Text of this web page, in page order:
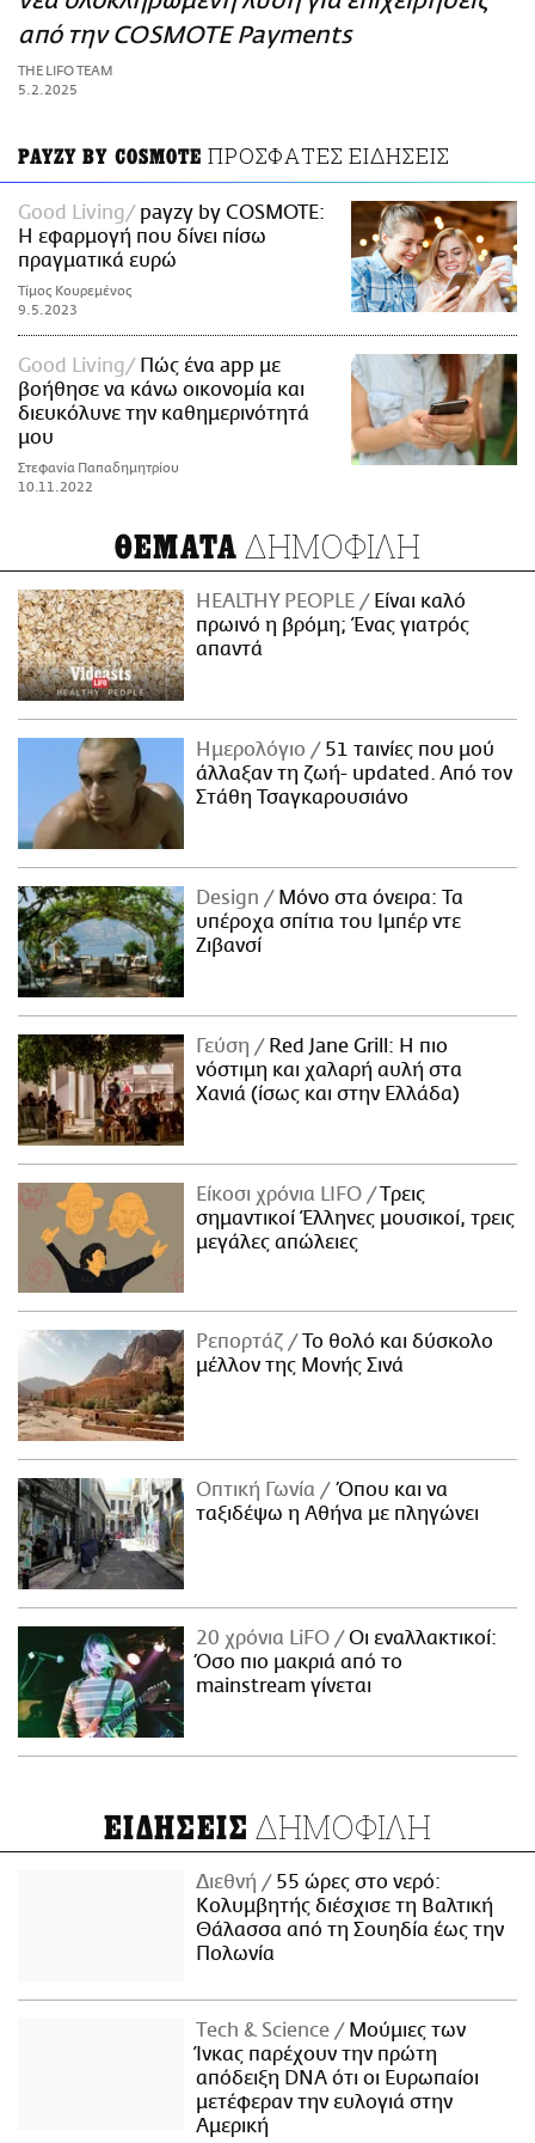
ΑΜΠΑ
PRINT
από την COSMOTE Payments
THE LIFO TEAM
5.2.2025
PAYZY BY COSMOTE ΠΡΟΣΦΑΤΕΣ ΕΙΔΗΣΕΙΣ
Good Living
payzy by COSMOTE:
Η εφαρμογή που δίνει πίσω
πραγματικά ευρώ
Τίμος Κουρεμένος
9.5.2023
Good Living
Πώς ένα app με
βοήθησε να κάνω οικονομία και
διευκόλυνε την καθημερινότητά
μου
Στεφανία Παπαδημητρίου
10.11.2022
ΘΕΜΑΤΑ ΔΗΜΟΦΙΛΗ
HEALTHY PEOPLE
Είναι καλό
πρωινό η βρόμη; Ένας γιατρός
απαντά
Ημερολόγιο
51 ταινίες που μού
άλλαξαν τη ζωή- updated. Aπό τον
Στάθη Τσαγκαρουσιάνο
Design
Μόνο στα όνειρα: Τα
υπέροχα σπίτια του Ιμπέρ ντε
Ζιβανσί
Γεύση
Red Jane Grill: Η πιο
νόστιμη και χαλαρή αυλή στα
Χανιά (ίσως και στην Ελλάδα)
Είκοσι χρόνια LIFO
Tρεις
σημαντικοί Έλληνες μουσικοί, τρεις
μεγάλες απώλειες
Ρεπορτάζ
Το θολό και δύσκολο
μέλλον της Μονής Σινά
Οπτική Γωνία
Όπου και να
ταξιδέψω η Αθήνα με πληγώνει
20 χρόνια LiFO
Οι εναλλακτικοί:
Όσο πιο μακριά από το
mainstream γίνεται
ΕΙΔΗΣΕΙΣ ΔΗΜΟΦΙΛΗ
Διεθνή
55 ώρες στο νερό:
Κολυμβητής διέσχισε τη Βαλτική
Θάλασσα από τη Σουηδία έως την
Πολωνία
Τech & Science
Μούμιες των
Ίνκας παρέχουν την πρώτη
απόδειξη DNA ότι οι Ευρωπαίοι
μετέφεραν την ευλογιά στην
Αμερική